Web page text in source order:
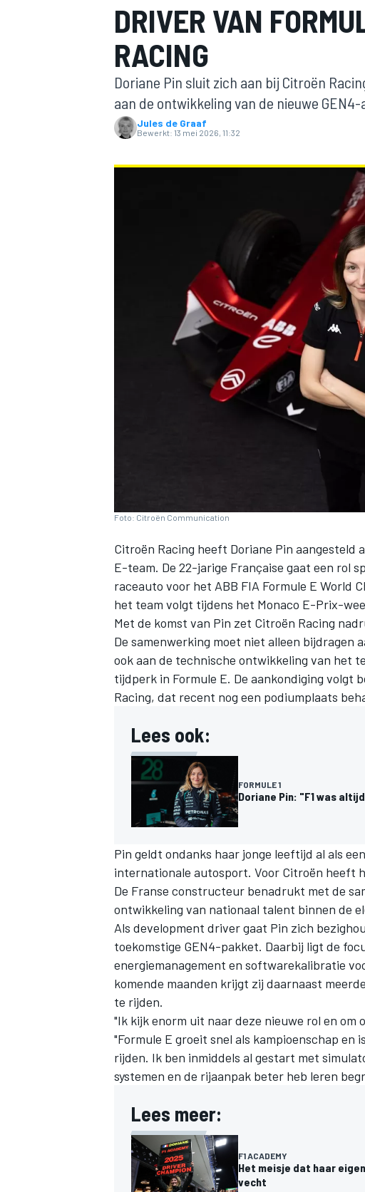
WEC DTM
DRIVER VAN
RACING
Doriane Pin sluit zich aan bij Citroën
aan de ontwikkeling van de nieuwe GEN4-
Jules de Graaf
Bewerkt: 13 mei 2026, 11:32
Foto: Citroën Communication
Citroën Racing heeft Doriane Pin aangesteld
E-team. De 22-jarige Française gaat een rol
raceauto voor het ABB FIA Formule E World
het team volgt tijdens het Monaco E-Prix-
Met de komst van Pin zet Citroën Racing
De samenwerking moet niet alleen bijdragen
ook aan de technische ontwikkeling van het
tijdperk in Formule E. De aankondiging volgt
Racing, dat recent nog een podiumplaats
Lees ook:
FORMULE 1
Doriane Pin: "F1 was
Pin geldt ondanks haar jonge leeftijd al als
internationale autosport. Voor Citroën heeft
De Franse constructeur benadrukt met de
ontwikkeling van nationaal talent binnen de
Als development driver gaat Pin zich
toekomstige GEN4-pakket. Daarbij ligt de
energiemanagement en softwarekalibratie
komende maanden krijgt zij daarnaast
te rijden.
"Ik kijk enorm uit naar deze nieuwe rol en
"Formule E groeit snel als kampioenschap en
rijden. Ik ben inmiddels al gestart met
systemen en de rijaanpak beter heb leren
Lees meer:
F1 ACADEMY
Het meisje dat haar
vecht